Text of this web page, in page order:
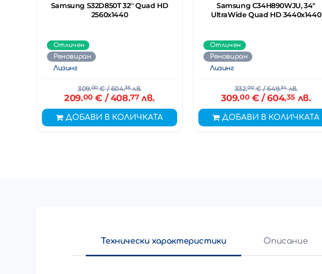
Samsung S32D850T 32'' Quad HD
2560x1440
Отличен
Реновиран
Лизинг
309.00€/ 604.35лв.
209.00€ / 408.77лв.
ДОБАВИ В КОЛИЧКАТА
Samsung C34H890WJU, 34"
UltraWide Quad HD 3440х1440
Отличен
Реновиран
Лизинг
332.00€/ 649.34лв.
309.00€ / 604.35лв.
ДОБАВИ В КОЛИЧКАТА
Технически характеристики Описание